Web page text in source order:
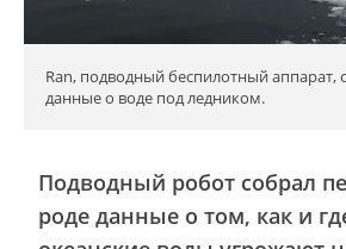
Ran, подводный беспилотный
данные о воде под ледником.
Подводный робот собрал
роде данные о том, как и